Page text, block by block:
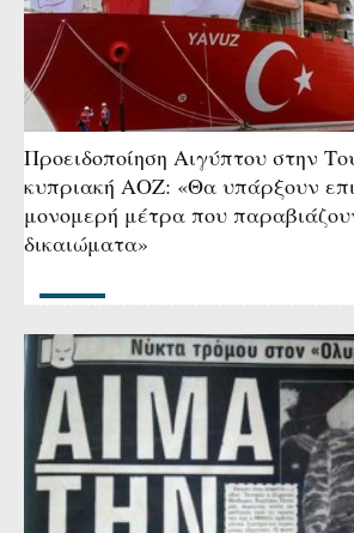
Προειδοποίηση Αιγύπτου στην
κυπριακή ΑΟΖ: «Θα υπάρξουν
μονομερή μέτρα που
δικαιώματα»